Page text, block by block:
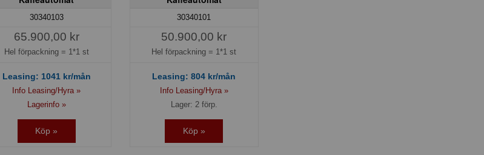
30340103
65.900,00 kr
Hel förpackning = 1*1 st
Leasing: 1041 kr/mån
Info Leasing/Hyra »
Lagerinfo »
Köp »
30340101
50.900,00 kr
Hel förpackning = 1*1 st
Leasing:804 kr/mån
Info Leasing/Hyra »
Lager: 2 förp.
Köp »